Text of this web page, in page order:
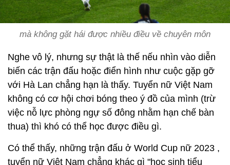
mà không gặt hái được nhiều điều về chuyên môn
Nghe vô lý, nhưng sự thật là thế nếu nhìn vào diễn
biến các trận đấu hoặc điển hình như cuộc gặp gỡ
với Hà Lan chẳng hạn là thấy. Tuyển nữ Việt Nam
không có cơ hội chơi bóng theo ý đồ của mình (trừ
việc nỗ lực phòng ngự số đông nhằm hạn chế bàn
thua) thì khó có thể học được điều gì.
Có thể thấy, những trận đấu ở World Cup nữ 2023 ,
tuyển nữ Việt Nam chẳng khác gì "học sinh tiểu